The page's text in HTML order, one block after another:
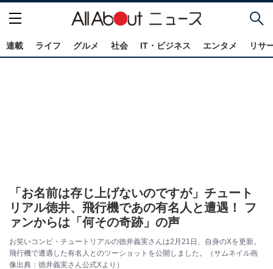
連載 ライフ グルメ 社会 IT・ビジネス エンタメ リサ
「お名前は存じ上げないのですが」チュート
リアル徳井、飛行機であの有名人と遭遇！ フ
ァンからは「何その奇跡」の声
お笑いコンビ・チュートリアルの徳井義実さんは2月21日、自身のXを更新。
飛行機で遭遇した有名人とのツーショットを公開しました。（サムネイル画
像出典：徳井義実さん公式Xより）